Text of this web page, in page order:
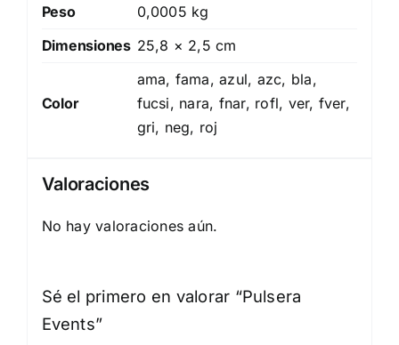
Peso
0,0005 kg
Dimensiones 25,8 × 2,5 cm
Color
ama, fama, azul, azc, bla,
fucsi, nara, fnar, rofl, ver, fver,
gri, neg, roj
Valoraciones
No hay valoraciones aún.
Sé el primero en valorar “Pulsera
Events”